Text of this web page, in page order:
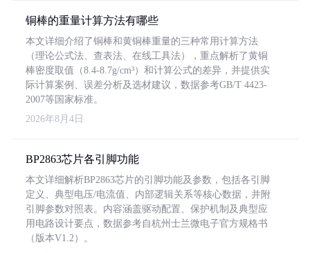
铜棒的重量计算方法有哪些
本文详细介绍了铜棒和黄铜棒重量的三种常用计算方法
（理论公式法、查表法、在线工具法），重点解析了黄铜
棒密度取值（8.4-8.7g/cm³）和计算公式的差异，并提供实
际计算案例、误差分析及选材建议，数据参考GB/T 4423-
2007等国家标准。
2026年8月4日
BP2863芯片各引脚功能
本文详细解析BP2863芯片的引脚功能及参数，包括各引脚
定义、典型电压/电流值、内部逻辑关系等核心数据，并附
引脚参数对照表。内容涵盖驱动配置、保护机制及典型应
用电路设计要点，数据参考自杭州士兰微电子官方规格书
（版本V1.2）。